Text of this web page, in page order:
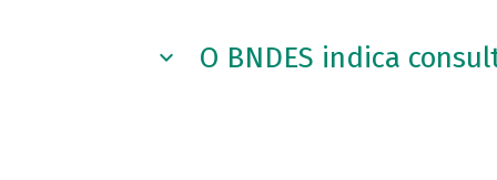
O BNDES indica